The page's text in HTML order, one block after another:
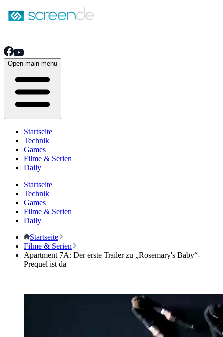
Open main menu
Startseite
Technik
Games
Filme & Serien
Daily
Startseite
Technik
Games
Filme & Serien
Daily
Startseite
Filme & Serien
Apartment 7A: Der erste Trailer zu „Rosemary's Baby“-
Prequel ist da